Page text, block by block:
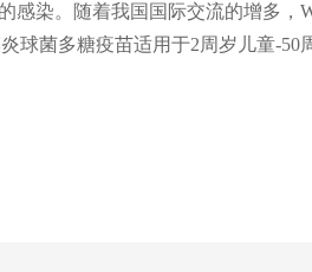
染。随着我国国际交流的增多，
球菌多糖疫苗适用于2周岁儿童-50